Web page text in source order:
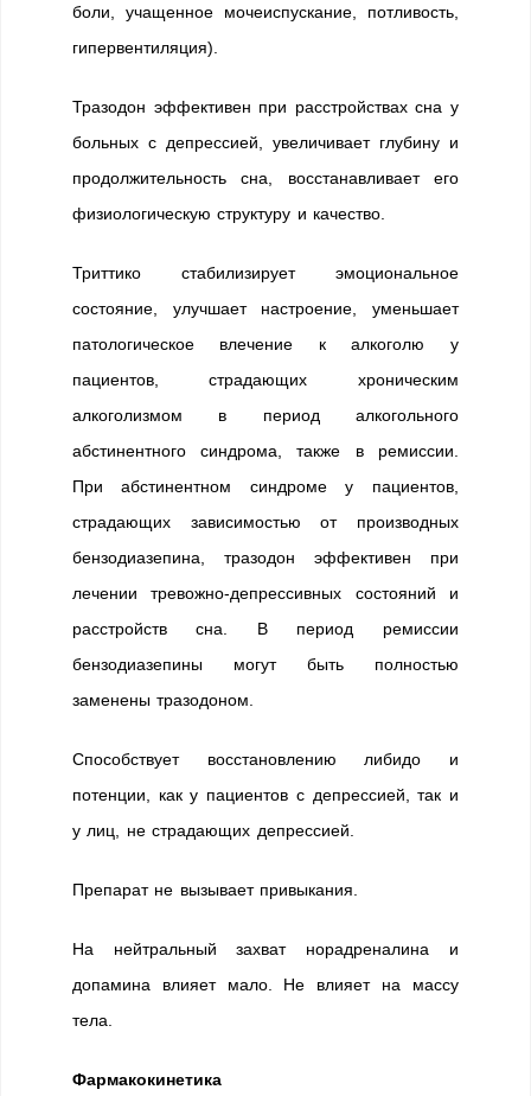
боли, учащенное мочеиспускание, потливость,
гипервентиляция).
Тразодон эффективен при расстройствах сна у
больных с депрессией, увеличивает глубину и
продолжительность сна, восстанавливает его
физиологическую структуру и качество.
Триттико стабилизирует эмоциональное
состояние, улучшает настроение, уменьшает
патологическое влечение к алкоголю у
пациентов, страдающих хроническим
алкоголизмом в период алкогольного
абстинентного синдрома, также в ремиссии.
При абстинентном синдроме у пациентов,
страдающих зависимостью от производных
бензодиазепина, тразодон эффективен при
лечении тревожно-депрессивных состояний и
расстройств сна. В период ремиссии
бензодиазепины могут быть полностью
заменены тразодоном.
Способствует восстановлению либидо и
потенции, как у пациентов с депрессией, так и
у лиц, не страдающих депрессией.
Препарат не вызывает привыкания.
На нейтральный захват норадреналина и
допамина влияет мало. Не влияет на массу
тела.
Фармакокинетика